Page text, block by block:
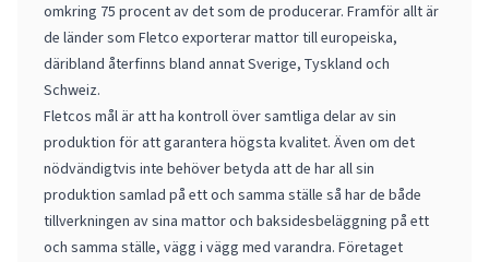
omkring 75 procent av det som de producerar. Framför allt är
de länder som Fletco exporterar mattor till europeiska,
däribland återfinns bland annat Sverige, Tyskland och
Schweiz.
Fletcos mål är att ha kontroll över samtliga delar av sin
produktion för att garantera högsta kvalitet. Även om det
nödvändigtvis inte behöver betyda att de har all sin
produktion samlad på ett och samma ställe så har de både
tillverkningen av sina mattor och baksidesbeläggning på ett
och samma ställe, vägg i vägg med varandra. Företaget